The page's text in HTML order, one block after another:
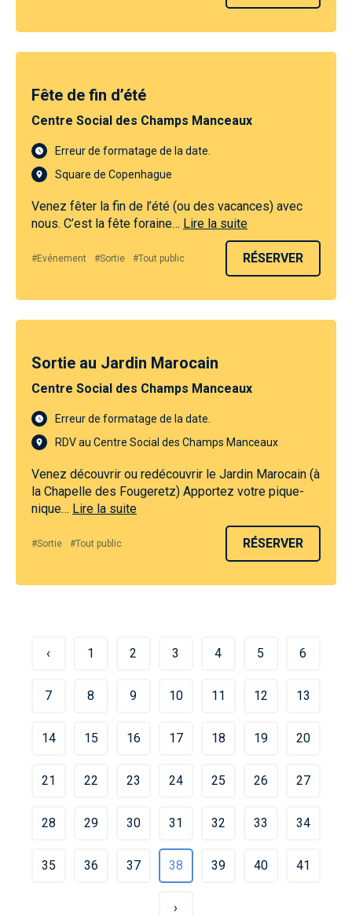
Fête de fin d’été
Centre Social des Champs Manceaux
Erreur de formatage de la date.
Square de Copenhague
Venez fêter la fin de l’été (ou des vacances) avec
nous. C’est la fête foraine… Lire la suite
#Evénement #Sortie #Tout public RÉSERVER
Sortie au Jardin Marocain
Centre Social des Champs Manceaux
Erreur de formatage de la date.
RDV au Centre Social des Champs Manceaux
Venez découvrir ou redécouvrir le Jardin Marocain (à
la Chapelle des Fougeretz) Apportez votre pique-
nique… Lire la suite
#Sortie #Tout public RÉSERVER
‹ 1 2 3 4 5 6
7 8 9 10 11 12 13
14 15 16 17 18 19 20
21 22 23 24 25 26 27
28 29 30 31 32 33 34
35 36 37 38 39 40 41
›